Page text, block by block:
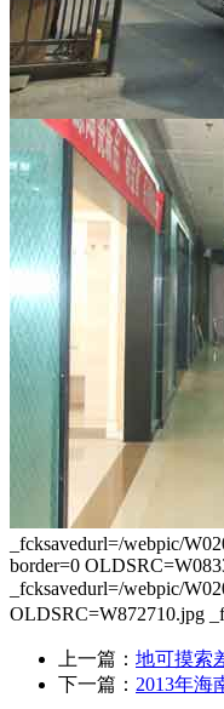
_fcksavedurl=/webpic/
border=0
_fcksavedurl=/webpic/
OLDSRC=W872710.jpg
上一篇： 地可摸索
下一篇： 2013年海